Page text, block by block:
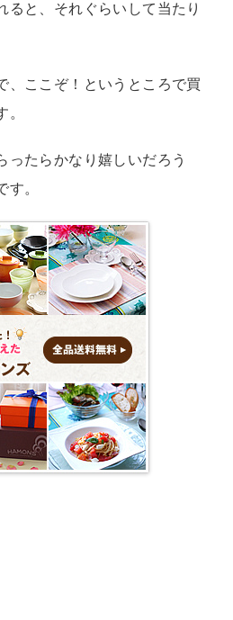
ると、それぐらいして当たり
、ここぞ！というところで買
。
ったらかなり嬉しいだろう
す。